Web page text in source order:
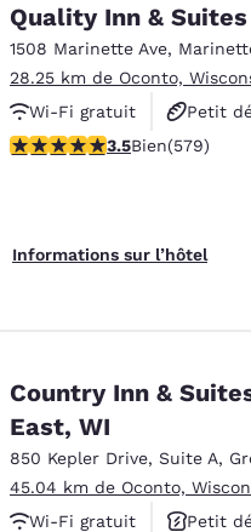
Quality Inn &
1508 Marinette Ave,
28.25 km de Oconto,
Wi-Fi gratuit
Petit
Non-fumeurs
3.55 étoiles. Bien. 579
3.5Bien(579)
Informations sur l’hôtel
Country Inn &
East, WI
850 Kepler Drive, Suite A,
45.04 km de Oconto,
Wi-Fi gratuit
Petit